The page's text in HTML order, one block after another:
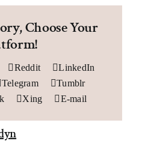
Choose Your
Reddit
LinkedIn
Telegram
Tumblr
Xing E-mail